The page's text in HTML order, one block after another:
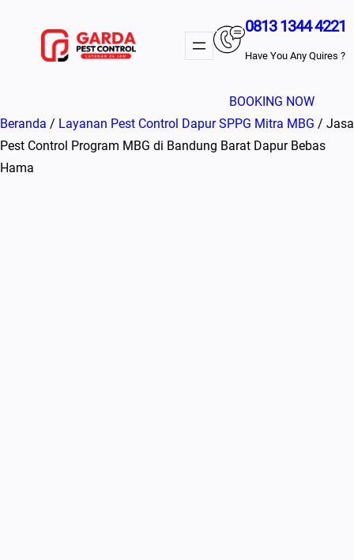
0813 1344 4221
Have You Any Quires ?
BOOKING NOW
Beranda / Layanan Pest Control Dapur SPPG Mitra MBG / Jasa
Pest Control Program MBG di Bandung Barat Dapur Bebas
Hama